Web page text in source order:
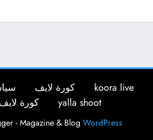
koora live كورة لايف
yalla shoot
كورة لايف
- Magazine & Blog WordPress